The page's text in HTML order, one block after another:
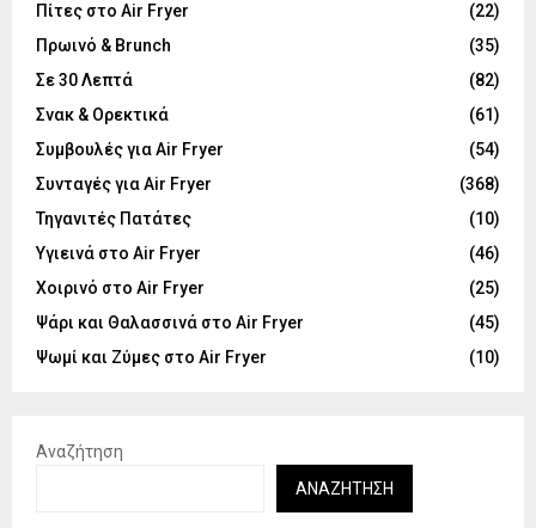
Πίτες στο Air Fryer
(22)
Πρωινό & Brunch
(35)
Σε 30 Λεπτά
(82)
Σνακ & Ορεκτικά
(61)
Συμβουλές για Air Fryer
(54)
Συνταγές για Air Fryer
(368)
Τηγανιτές Πατάτες
(10)
Υγιεινά στο Air Fryer
(46)
Χοιρινό στο Air Fryer
(25)
Ψάρι και Θαλασσινά στο Air Fryer
(45)
Ψωμί και Ζύμες στο Air Fryer
(10)
Αναζήτηση
ΑΝΑΖΉΤΗΣΗ